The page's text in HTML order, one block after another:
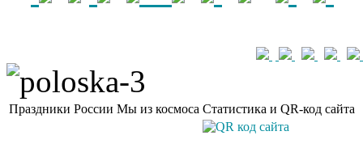
Праздники России Мы из космоса Статистика и QR-код сайта